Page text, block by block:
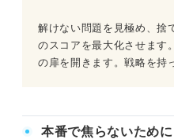
解けない問題を見極め、捨
のスコアを最大化させます
の扉を開きます。戦略を持
本番で焦らないため
問題17（難易度：